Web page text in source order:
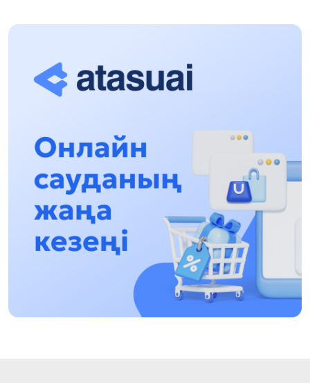
Halyqaralyq «Formýla-1 H2O» jarysyn Qonaev
13:13, 30 Shilde 2026
12:01, 28 Shilde 2026
Abzal Dostıar: Dýman Muhametkárimdi Almaty
túrmesine aýystyrýy múmkin
16:15, 27 Shilde 2026
Óskenbaı Qulataıuly: Rýhanıatqa qyzmet etken
17:46, 26 Shilde 2026